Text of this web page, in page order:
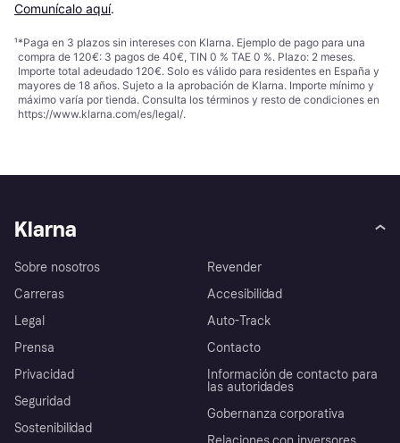
Comunícalo aquí.
¹*Paga en 3 plazos sin intereses con Klarna. Ejemplo de pago para una
compra de 120€: 3 pagos de 40€, TIN 0 % TAE 0 %. Plazo: 2 meses.
Importe total adeudado 120€. Solo es válido para residentes en España y
mayores de 18 años. Sujeto a la aprobación de Klarna. Importe mínimo y
máximo varía por tienda. Consulta los términos y resto de condiciones en
https://www.klarna.com/es/legal/.
Klarna
Sobre nosotros
Carreras
Legal
Prensa
Privacidad
Seguridad
Sostenibilidad
Revender
Accesibilidad
Auto-Track
Contacto
Información de contacto para
las autoridades
Gobernanza corporativa